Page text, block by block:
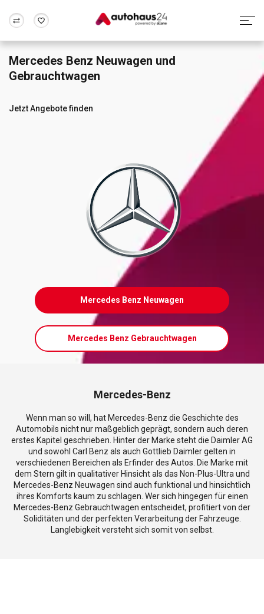
Zum Antrag
Wir bewerten dein Auto
Alle Fragen & Antworten
Rund um die Inzahlungnahme
Mercedes Benz Neuwagen und
Gebrauchtwagen
Jetzt Angebote finden
Mercedes Benz Neuwagen
Mercedes Benz Gebrauchtwagen
Mercedes-Benz
Wenn man so will, hat Mercedes-Benz die Geschichte des
Automobils nicht nur maßgeblich geprägt, sondern auch deren
erstes Kapitel geschrieben. Hinter der Marke steht die Daimler AG
und sowohl Carl Benz als auch Gottlieb Daimler gelten in
verschiedenen Bereichen als Erfinder des Autos. Die Marke mit
dem Stern gilt in qualitativer Hinsicht als das Non-Plus-Ultra und
Mercedes-Benz Neuwagen sind auch funktional und hinsichtlich
ihres Komforts kaum zu schlagen. Wer sich hingegen für einen
Mercedes-Benz Gebrauchtwagen entscheidet, profitiert von der
Soliditäten und der perfekten Verarbeitung der Fahrzeuge.
Langlebigkeit versteht sich somit von selbst.